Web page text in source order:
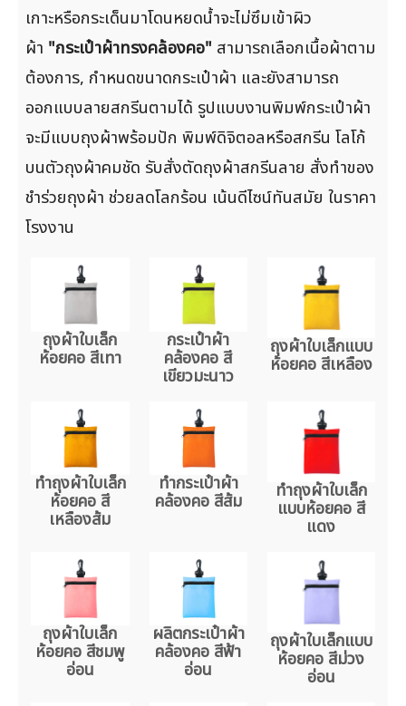
เกาะหรือกระเด็นมาโดนหยดน้ำจะไม่ซึมเข้าผิว
ผ้า "กระเป๋าผ้าทรงคล้องคอ" สามารถเลือกเนื้อผ้าตาม
ต้องการ, กำหนดขนาดกระเป๋าผ้า และยังสามารถ
ออกแบบลายสกรีนตามได้ รูปแบบงานพิมพ์กระเป๋าผ้า
จะมีแบบถุงผ้าพร้อมปัก พิมพ์ดิจิตอลหรือสกรีน โลโก้
บนตัวถุงผ้าคมชัด รับสั่งตัดถุงผ้าสกรีนลาย สั่งทำของ
ชำร่วยถุงผ้า ช่วยลดโลกร้อน เน้นดีไซน์ทันสมัย ในราคา
โรงงาน
ถุงผ้าใบเล็ก
ห้อยคอ สีเทา
กระเป๋าผ้า
คล้องคอ สี
เขียวมะนาว
ถุงผ้าใบเล็กแบบ
ห้อยคอ สีเหลือง
ทำถุงผ้าใบเล็ก
ห้อยคอ สี
เหลืองส้ม
ทำกระเป๋าผ้า
คล้องคอ สีส้ม ทำถุงผ้าใบเล็ก
แบบห้อยคอ สี
แดง
ถุงผ้าใบเล็ก
ห้อยคอ สีชมพู
อ่อน
ผลิตกระเป๋าผ้า
คล้องคอ สีฟ้า
อ่อน
ถุงผ้าใบเล็กแบบ
ห้อยคอ สีม่วง
อ่อน